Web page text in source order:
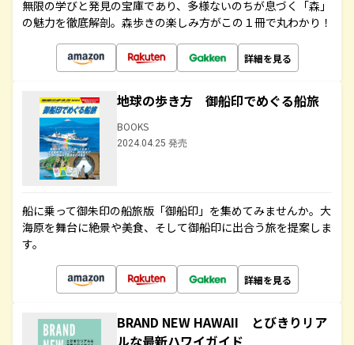
無限の学びと発見の宝庫であり、多様ないのちが息づく「森」
の魅力を徹底解剖。森歩きの楽しみ方がこの１冊で丸わかり！
詳細を見る
地球の歩き方 御船印でめぐる船旅
BOOKS
2024.04.25 発売
船に乗って御朱印の船旅版「御船印」を集めてみませんか。大
海原を舞台に絶景や美食、そして御船印に出合う旅を提案しま
す。
詳細を見る
BRAND NEW HAWAII とびきりリア
ルな最新ハワイガイド